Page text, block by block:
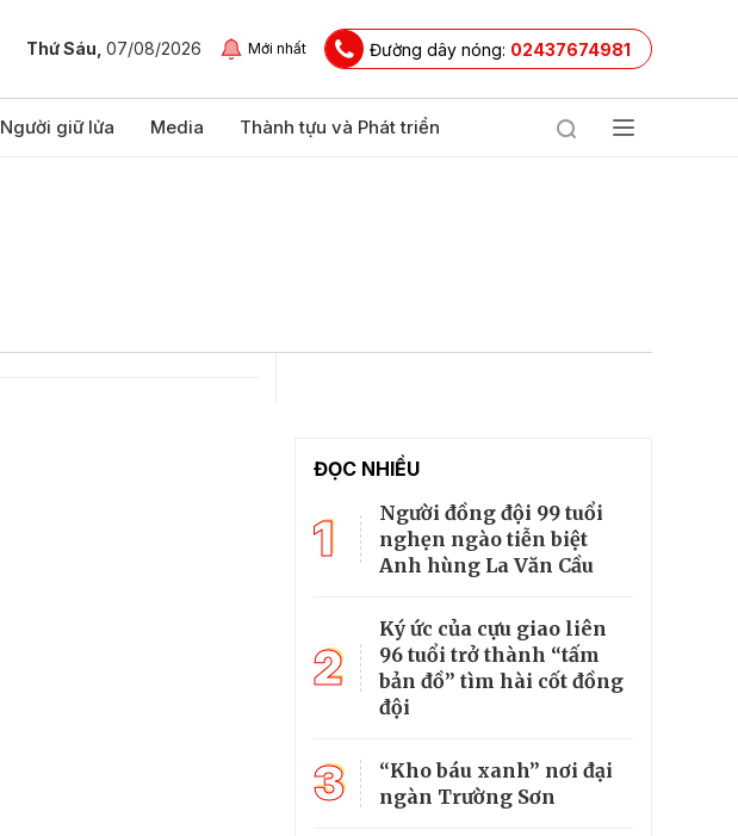
Thứ Sáu, 07/08/2026 Mới nhất Đường dây nóng: 02437674981
Người giữ lửa Media Thành tựu và Phát triển
ĐỌC NHIỀU
1
Người đồng đội 99 tuổi
nghẹn ngào tiễn biệt
Anh hùng La Văn Cầu
2
Ký ức của cựu giao liên
96 tuổi trở thành “tấm
bản đồ” tìm hài cốt đồng
đội
3
“Kho báu xanh” nơi đại
ngàn Trường Sơn